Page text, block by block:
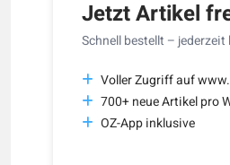
Jetzt Artikel
Schnell bestellt – jederzeit
Voller Zugriff auf
700+ neue Artikel pro
OZ-App inklusive